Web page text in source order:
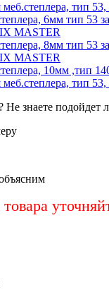
тип
6мм тип 53
MASTER
8мм тип 53
MASTER
10мм ,тип
тип
Не знаете подойдет